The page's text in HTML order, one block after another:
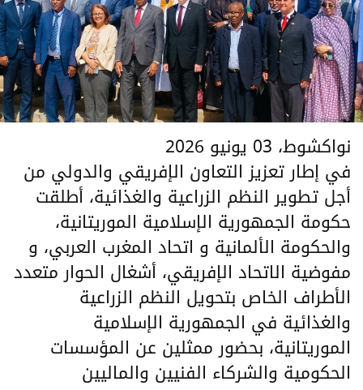
نواكشوط، 03 يونيو 2026
في إطار تعزيز التعاون الإفريقي والدولي من
أجل تطوير النظم الزراعية والغذائية، أطلقت
حكومة الجمهورية الإسلامية الموريتانية،
والحكومة الألمانية و اتحاد المغرب العربي، و
مفوضية الاتحاد الإفريقي، أشغال الحوار متعدد
الأطراف الخاص بتحويل النظم الزراعية
والغذائية في الجمهورية الإسلامية
الموريتانية، بحضور ممثلين عن المؤسسات
الحكومية والشركاء الفنيين والماليين